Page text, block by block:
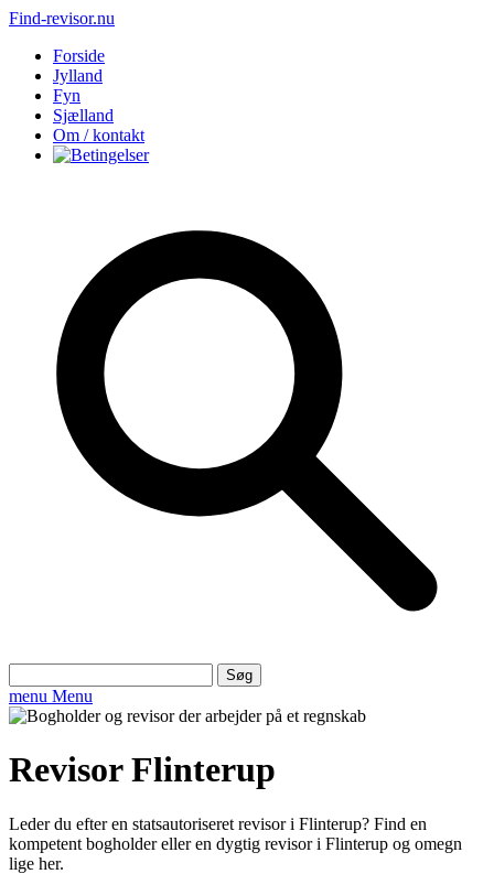
Find-revisor.nu
Forside
Jylland
Fyn
Sjælland
Om / kontakt
efter:
menu Menu
Revisor Flinterup
Leder du efter en statsautoriseret revisor i Flinterup? Find en
kompetent bogholder eller en dygtig revisor i Flinterup og omegn
lige her.